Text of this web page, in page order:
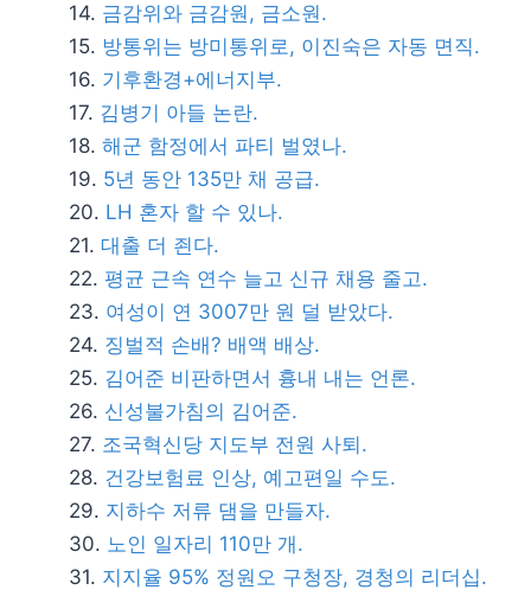
금감위와 금감원, 금소원.
방통위는 방미통위로, 이진숙은 자동 면직.
기후환경+에너지부.
김병기 아들 논란.
해군 함정에서 파티 벌였나.
5년 동안 135만 채 공급.
LH 혼자 할 수 있나.
대출 더 죈다.
평균 근속 연수 늘고 신규 채용 줄고.
여성이 연 3007만 원 덜 받았다.
징벌적 손배? 배액 배상.
김어준 비판하면서 흉내 내는 언론.
신성불가침의 김어준.
조국혁신당 지도부 전원 사퇴.
건강보험료 인상, 예고편일 수도.
지하수 저류 댐을 만들자.
노인 일자리 110만 개.
지지율 95% 정원오 구청장, 경청의 리더십.